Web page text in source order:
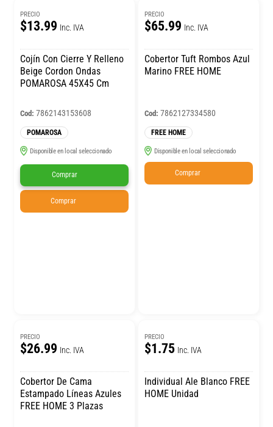
PRECIO
$13.99 Inc. IVA
Cojín Con Cierre Y Relleno
Beige Cordon Ondas
POMAROSA 45X45 Cm
Cod: 7862143153608
POMAROSA
Disponible en local seleccionado
Comprar
Comprar
PRECIO
$65.99 Inc. IVA
Cobertor Tuft Rombos Azul
Marino FREE HOME
Cod: 7862127334580
FREE HOME
Disponible en local seleccionado
Comprar
PRECIO
$26.99 Inc. IVA
Cobertor De Cama
Estampado Líneas Azules
FREE HOME 3 Plazas
PRECIO
$1.75 Inc. IVA
Individual Ale Blanco FREE
HOME Unidad